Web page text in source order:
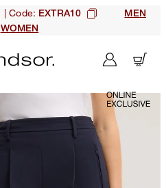
| Code: EXTRA10
MEN
WOMEN